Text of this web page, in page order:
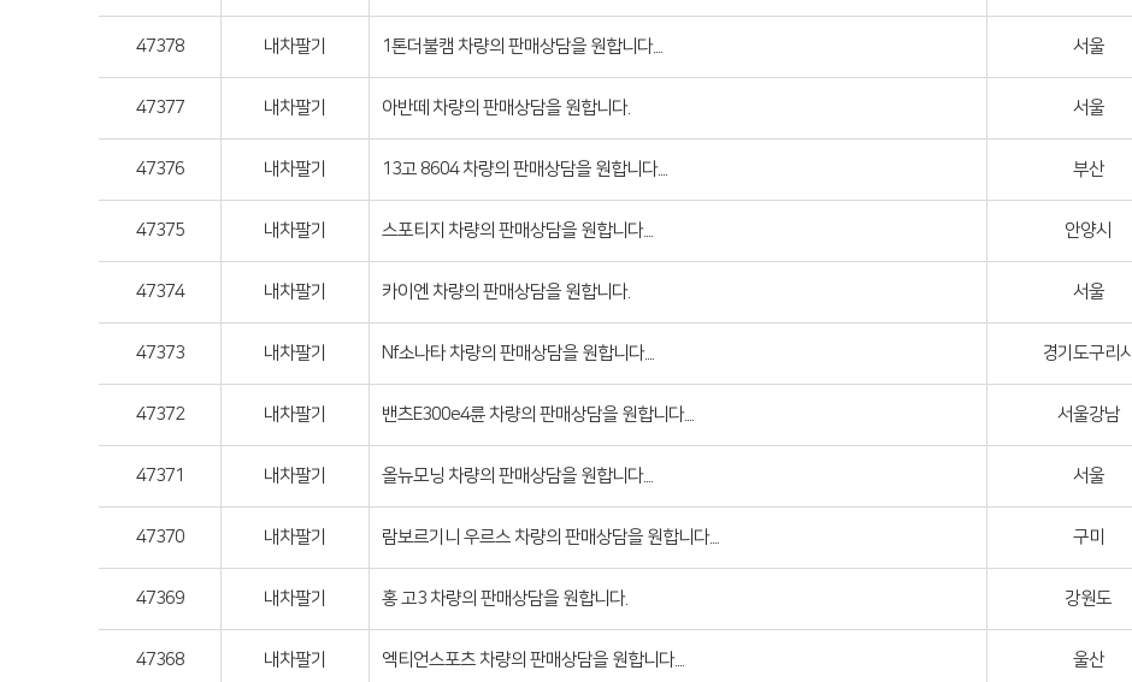
47378 내차팔기 1톤더불캠 차량의 판매상담을 원합니다.... 서울
47377 내차팔기 아반떼 차량의 판매상담을 원합니다. 서울
47376 내차팔기 13고 8604 차량의 판매상담을 원합니다.... 부산
47375 내차팔기 스포티지 차량의 판매상담을 원합니다.... 안양시
47374 내차팔기 카이엔 차량의 판매상담을 원합니다. 서울
47373 내차팔기 Nf소나타 차량의 판매상담을 원합니다.... 경기도구리시
47372 내차팔기 밴츠E300e4륜 차량의 판매상담을 원합니다.... 서울강남
47371 내차팔기 올뉴모닝 차량의 판매상담을 원합니다.... 서울
47370 내차팔기 람보르기니 우르스 차량의 판매상담을 원합니다.... 구미
47369 내차팔기 홍 고3 차량의 판매상담을 원합니다. 강원도
47368 내차팔기 엑티언스포츠 차량의 판매상담을 원합니다.... 울산